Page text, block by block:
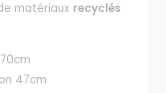
matériaux recyclés
47cm